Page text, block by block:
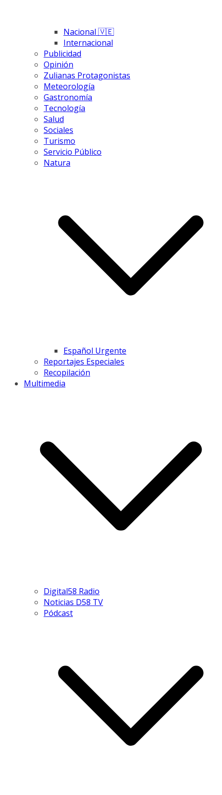
Nacional 🇻🇪
Internacional
Publicidad
Opinión
Zulianas Protagonistas
Meteorología
Gastronomía
Tecnología
Salud
Sociales
Turismo
Servicio Público
Natura
Español Urgente
Reportajes Especiales
Recopilación
Multimedia
Digital58 Radio
Noticias D58 TV
Pódcast